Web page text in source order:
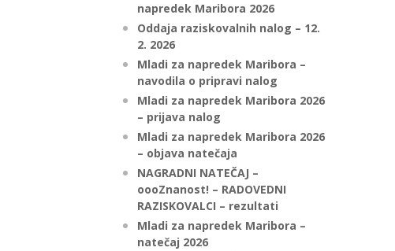
napredek Maribora 2026
Oddaja raziskovalnih nalog – 12.
2. 2026
Mladi za napredek Maribora –
navodila o pripravi nalog
Mladi za napredek Maribora 2026
– prijava nalog
Mladi za napredek Maribora 2026
– objava natečaja
NAGRADNI NATEČAJ –
oooZnanost! – RADOVEDNI
RAZISKOVALCI – rezultati
Mladi za napredek Maribora –
natečaj 2026